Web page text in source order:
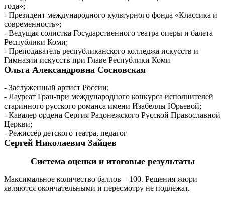
года»;
- Президент международного культурного фонда «Классика и
современность»;
- Ведущая солистка Государственного театра оперы и балета
Республики Коми;
- Преподаватель республиканского колледжа искусств и
Гимназии искусств при Главе Республики Коми
Ольга Александровна Сосновская
- Заслуженный артист России;
- Лауреат Гран-при международного конкурса исполнителей
старинного русского романса имени Изабеллы Юрьевой;
- Кавалер ордена Сергия Радонежского Русской Православной
Церкви;
- Режиссёр детского театра, педагог
Сергей Николаевич Зайцев
Система оценки и итоговые результаты
Максимальное количество баллов – 100. Решения жюри
являются окончательными и пересмотру не подлежат.